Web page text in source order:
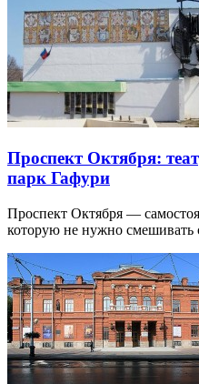
Проспект Октября:
парк Гафури
Проспект Октября —
которую не нужно смешивать